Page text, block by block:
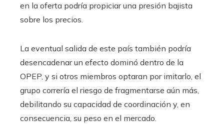
en la oferta podría propiciar una presión bajista
sobre los precios.
La eventual salida de este país también podría
desencadenar un efecto dominó dentro de la
OPEP, y si otros miembros optaran por imitarlo, el
grupo correría el riesgo de fragmentarse aún más,
debilitando su capacidad de coordinación y, en
consecuencia, su peso en el mercado.